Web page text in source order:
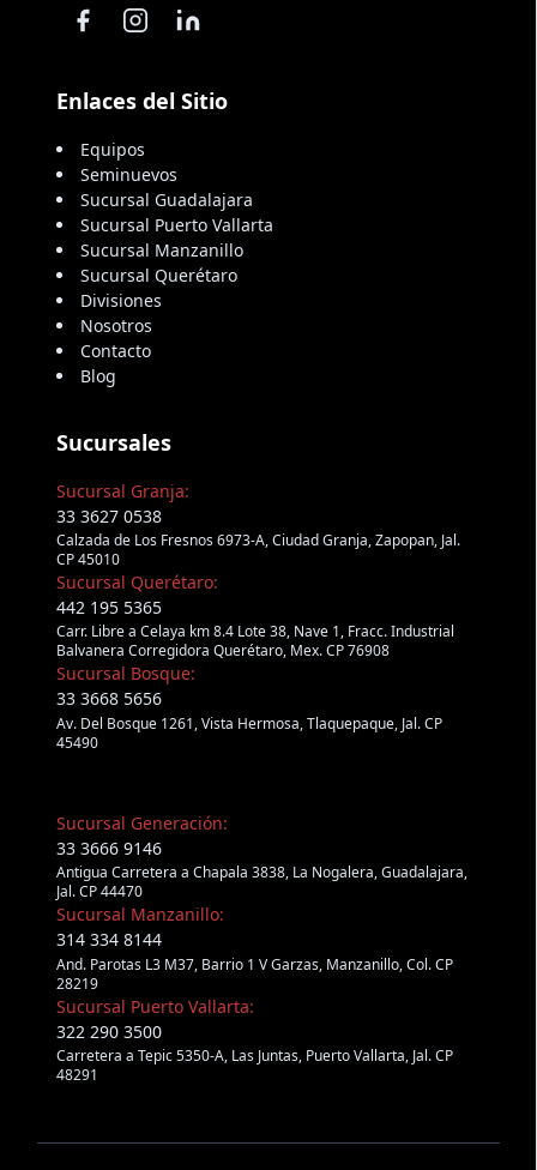
Enlaces del Sitio
Equipos
Seminuevos
Sucursal Guadalajara
Sucursal Puerto Vallarta
Sucursal Manzanillo
Sucursal Querétaro
Divisiones
Nosotros
Contacto
Blog
Sucursales
Sucursal Granja:
33 3627 0538
Calzada de Los Fresnos 6973-A, Ciudad Granja, Zapopan, Jal.
CP 45010
Sucursal Querétaro:
442 195 5365
Carr. Libre a Celaya km 8.4 Lote 38, Nave 1, Fracc. Industrial
Balvanera Corregidora Querétaro, Mex. CP 76908
Sucursal Bosque:
33 3668 5656
Av. Del Bosque 1261, Vista Hermosa, Tlaquepaque, Jal. CP
45490
Sucursal Generación:
33 3666 9146
Antigua Carretera a Chapala 3838, La Nogalera, Guadalajara,
Jal. CP 44470
Sucursal Manzanillo:
314 334 8144
And. Parotas L3 M37, Barrio 1 V Garzas, Manzanillo, Col. CP
28219
Sucursal Puerto Vallarta:
322 290 3500
Carretera a Tepic 5350-A, Las Juntas, Puerto Vallarta, Jal. CP
48291